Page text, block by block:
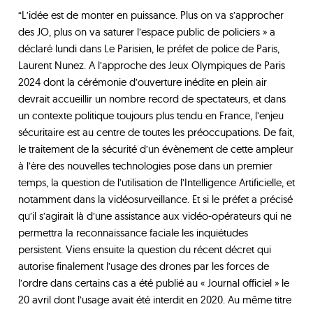
“L’idée est de monter en puissance. Plus on va s’approcher
des JO, plus on va saturer l’espace public de policiers » a
déclaré lundi dans Le Parisien, le préfet de police de Paris,
Laurent Nunez. A l’approche des Jeux Olympiques de Paris
2024 dont la cérémonie d’ouverture inédite en plein air
devrait accueillir un nombre record de spectateurs, et dans
un contexte politique toujours plus tendu en France, l’enjeu
sécuritaire est au centre de toutes les préoccupations. De fait,
le traitement de la sécurité d’un évènement de cette ampleur
à l’ère des nouvelles technologies pose dans un premier
temps, la question de l’utilisation de l’Intelligence Artificielle, et
notamment dans la vidéosurveillance. Et si le préfet a précisé
qu’il s’agirait là d’une assistance aux vidéo-opérateurs qui ne
permettra la reconnaissance faciale les inquiétudes
persistent. Viens ensuite la question du récent décret qui
autorise finalement l’usage des drones par les forces de
l’ordre dans certains cas a été publié au « Journal officiel » le
20 avril dont l’usage avait été interdit en 2020. Au même titre